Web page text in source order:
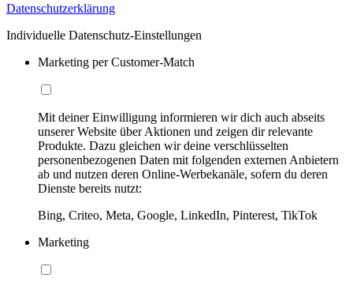
Datenschutzerklärung
Individuelle Datenschutz-Einstellungen
Marketing per Customer-Match
Mit deiner Einwilligung informieren wir dich auch abseits
unserer Website über Aktionen und zeigen dir relevante
Produkte. Dazu gleichen wir deine verschlüsselten
personenbezogenen Daten mit folgenden externen Anbietern
ab und nutzen deren Online-Werbekanäle, sofern du deren
Dienste bereits nutzt:
Bing, Criteo, Meta, Google, LinkedIn, Pinterest, TikTok
Marketing